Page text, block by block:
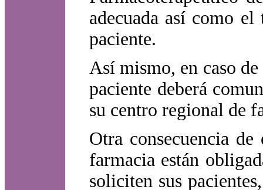
adecuada así como
paciente.
Así mismo, en caso
paciente deberá
su centro regional de
Otra consecuencia
farmacia están
soliciten sus